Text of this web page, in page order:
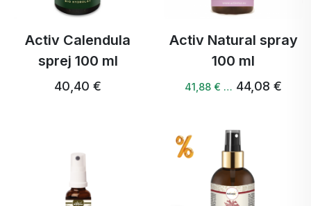
Activ Calendula
sprej 100 ml
40,40 €
Activ Natural spray
100 ml
41,88 € … 44,08 €